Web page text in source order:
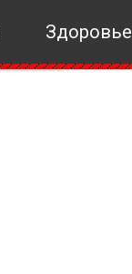
Здоровье